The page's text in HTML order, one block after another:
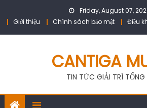
Friday, August 07,
Giới thiệu
Chính sách bảo mật Điều
CANTIGA
TIN TỨC GIẢI TRÍ TỔNG